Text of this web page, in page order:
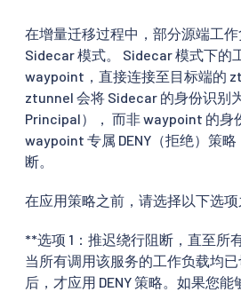
在增量迁移过程中，部分源端工
Sidecar 模式。 Sidecar 模式下的
waypoint，直接连接至目标端的
ztunnel 会将 Sidecar 的身份识别
Principal）， 而非 waypoint 的身
waypoint 专属 DENY（拒绝）策
断。
在应用策略之前，请选择以下选项
**选项 1：推迟绕行阻断，直至所
当所有调用该服务的工作负载均
后，才应用 DENY 策略。如果您